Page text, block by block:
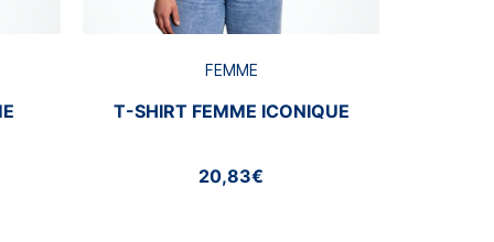
FEMME
T-SHIRT FEMME ICONIQUE
20,83€